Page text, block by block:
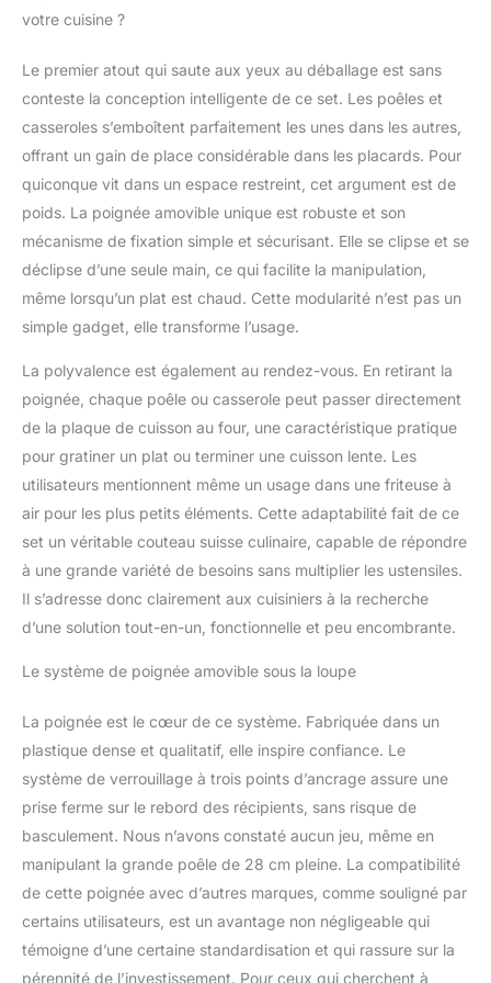
nettoyage facile. Ces
ustensiles sont certifiés
tous types de feux :
induction, gaz, plaques
vitrocéramique.
Compatible au four
(180°maximum),
compatible lave-
réfrigérateur. Grâce à
sa poignée
plastique thermo
résistant clipsable et
déclipsable à l'envie,
gagnez de la place,
gagnez de l'agilité en
cuisine. Devenu
incontournable de
l'équipement des
a marqué plusieurs
générations avec son
ne prenez pas une
de prendre une gamelle
!"
votre cuisine ?
Le premier atout qui saute aux yeux au déballage est sans
conteste la conception intelligente de ce set. Les poêles et
casseroles s’emboîtent parfaitement les unes dans les autres,
offrant un gain de place considérable dans les placards. Pour
quiconque vit dans un espace restreint, cet argument est de
poids. La poignée amovible unique est robuste et son
mécanisme de fixation simple et sécurisant. Elle se clipse et se
déclipse d’une seule main, ce qui facilite la manipulation,
même lorsqu’un plat est chaud. Cette modularité n’est pas un
simple gadget, elle transforme l’usage.
La polyvalence est également au rendez-vous. En retirant la
poignée, chaque poêle ou casserole peut passer directement
de la plaque de cuisson au four, une caractéristique pratique
pour gratiner un plat ou terminer une cuisson lente. Les
utilisateurs mentionnent même un usage dans une friteuse à
air pour les plus petits éléments. Cette adaptabilité fait de ce
set un véritable couteau suisse culinaire, capable de répondre
à une grande variété de besoins sans multiplier les ustensiles.
Il s’adresse donc clairement aux cuisiniers à la recherche
d’une solution tout-en-un, fonctionnelle et peu encombrante.
Le système de poignée amovible sous la loupe
La poignée est le cœur de ce système. Fabriquée dans un
plastique dense et qualitatif, elle inspire confiance. Le
système de verrouillage à trois points d’ancrage assure une
prise ferme sur le rebord des récipients, sans risque de
basculement. Nous n’avons constaté aucun jeu, même en
manipulant la grande poêle de 28 cm pleine. La compatibilité
de cette poignée avec d’autres marques, comme souligné par
certains utilisateurs, est un avantage non négligeable qui
témoigne d’une certaine standardisation et qui rassure sur la
pérennité de l’investissement. Pour ceux qui cherchent à